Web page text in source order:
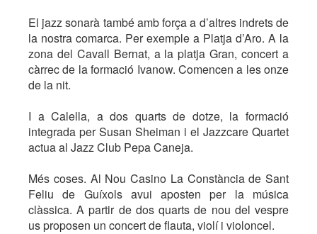
El jazz sonarà també amb força a d’altres indrets de
la nostra comarca. Per exemple a Platja d’Aro. A la
zona del Cavall Bernat, a la platja Gran, concert a
càrrec de la formació Ivanow. Comencen a les onze
de la nit.
I a Calella, a dos quarts de dotze, la formació
integrada per Susan Sheiman i el Jazzcare Quartet
actua al Jazz Club Pepa Caneja.
Més coses. Al Nou Casino La Constància de Sant
Feliu de Guíxols avui aposten per la música
clàssica. A partir de dos quarts de nou del vespre
us proposen un concert de flauta, violí i violoncel.